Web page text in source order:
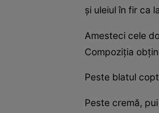
și uleiul în fir ca
Amesteci cele
Compoziția
Peste blatul
Peste cremă,